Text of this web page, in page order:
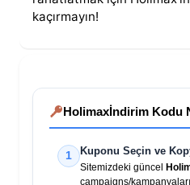
kaçırmayın!
Holimaxİndirim Kodu
1 Kuponu Seçin ve
Sitemizdeki güncel
campaigns/